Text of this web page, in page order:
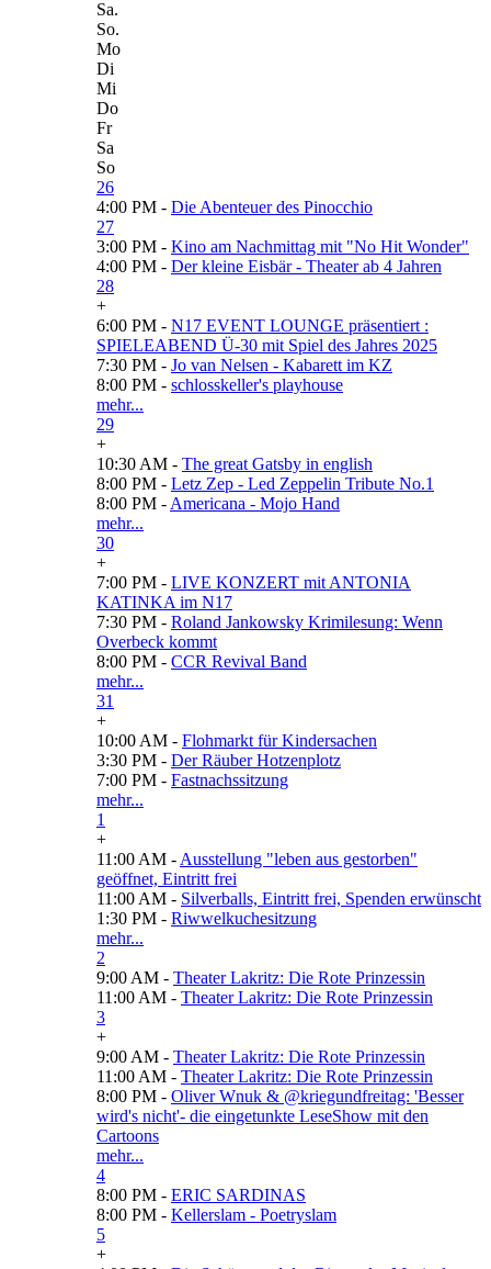
Sa.
So.
Mo
Di
Mi
Do
Fr
Sa
So
26
4:00 PM - Die Abenteuer des Pinocchio
27
3:00 PM - Kino am Nachmittag mit "No Hit Wonder"
4:00 PM - Der kleine Eisbär - Theater ab 4 Jahren
28
+
6:00 PM - N17 EVENT LOUNGE präsentiert :
SPIELEABEND Ü-30 mit Spiel des Jahres 2025
7:30 PM - Jo van Nelsen - Kabarett im KZ
8:00 PM - schlosskeller's playhouse
mehr...
29
+
10:30 AM - The great Gatsby in english
8:00 PM - Letz Zep - Led Zeppelin Tribute No.1
8:00 PM - Americana - Mojo Hand
mehr...
30
+
7:00 PM - LIVE KONZERT mit ANTONIA
KATINKA im N17
7:30 PM - Roland Jankowsky Krimilesung: Wenn
Overbeck kommt
8:00 PM - CCR Revival Band
mehr...
31
+
10:00 AM - Flohmarkt für Kindersachen
3:30 PM - Der Räuber Hotzenplotz
7:00 PM - Fastnachssitzung
mehr...
1
+
11:00 AM - Ausstellung "leben aus gestorben"
geöffnet, Eintritt frei
11:00 AM - Silverballs, Eintritt frei, Spenden erwünscht
1:30 PM - Riwwelkuchesitzung
mehr...
2
9:00 AM - Theater Lakritz: Die Rote Prinzessin
11:00 AM - Theater Lakritz: Die Rote Prinzessin
3
+
9:00 AM - Theater Lakritz: Die Rote Prinzessin
11:00 AM - Theater Lakritz: Die Rote Prinzessin
8:00 PM - Oliver Wnuk & @kriegundfreitag: 'Besser
wird's nicht'- die eingetunkte LeseShow mit den
Cartoons
mehr...
4
8:00 PM - ERIC SARDINAS
8:00 PM - Kellerslam - Poetryslam
5
+